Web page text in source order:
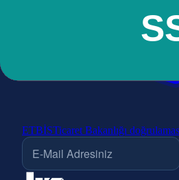
ETBİSTicaret Bakanlığı